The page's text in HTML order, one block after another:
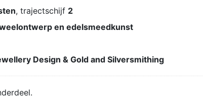
, trajectschijf 2
en edelsmeedkunst
Design & Gold and Silversmithing